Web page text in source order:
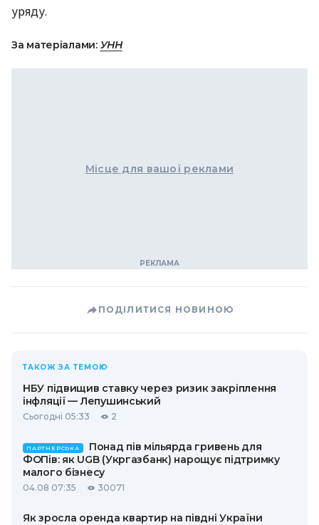
уряду.
За матеріалами: УНН
Місце для вашої реклами
ПОДІЛИТИСЯ НОВИНОЮ
ТАКОЖ ЗА ТЕМОЮ
НБУ підвищив ставку через ризик закріплення
інфляції — Лепушинський
Сьогодні 05:33 2
ПАРТНЕРСЬКА
Понад пів мільярда гривень для
ФОПів: як UGB (Укргазбанк) нарощує підтримку
малого бізнесу
04.08 07:35 30071
Як зросла оренда квартир на півдні України